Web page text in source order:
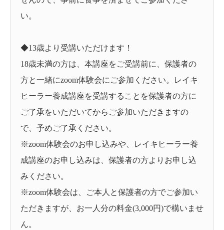
い。
◆13歳より受講いただけます！
18歳未満の方は、本講座をご受講前に、保護者の
方と一緒にzoom体験会にご参加ください。レイキ
ヒーラー養成講座を受講することを保護者の方に
ご了承をいただいてからご参加いただきますの
で、予めご了承ください。
※zoom体験会のお申し込みや、レイキヒーラー養
成講座のお申し込みは、保護者の方よりお申し込
みください。
※zoom体験会は、ご本人と保護者の方でご参加い
ただきますが、お一人分の料金(3,000円)で構いませ
ん。